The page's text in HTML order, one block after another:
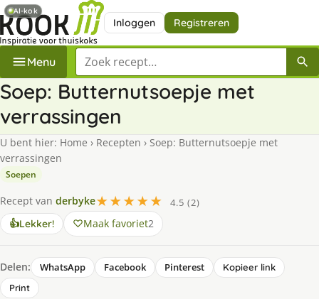
Inloggen Registreren
Menu Zoek een recept
Soep: Butternutsoepje met
verrassingen
U bent hier: Home › Recepten › Soep: Butternutsoepje met
verrassingen
Soepen
Recept van derbyke★★★★★
4.5 (2)
👍Lekker! Maak favoriet2
Delen: WhatsApp Facebook Pinterest
Kopieer link
Print
AI-kok